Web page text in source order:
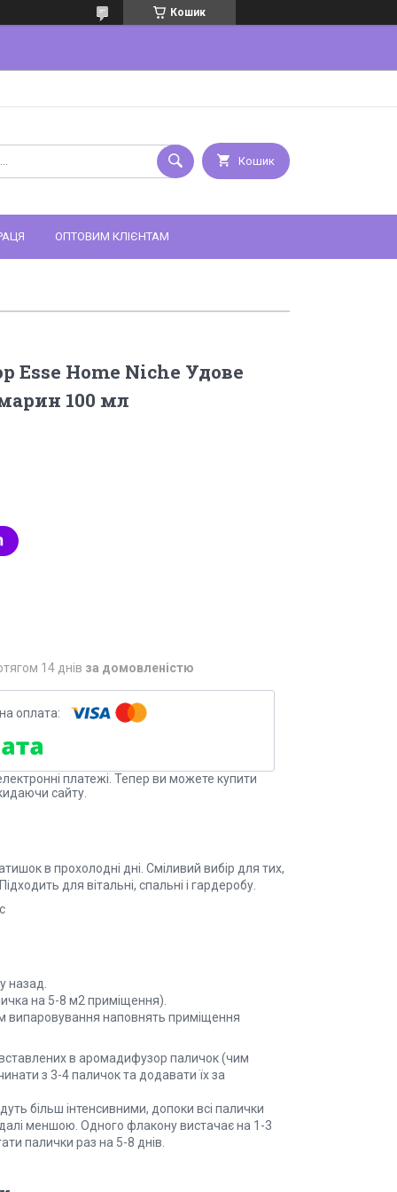
Кошик
Кошик
ОПТОВИМ КЛІЄНТАМ
Esse Home Niche Удове
100 мл
14 днів за домовленістю
платежі. Тепер ви можете купити
сайту.
в прохолодні дні. Сміливий вибір для тих,
для вітальні, спальні і гардеробу.
назад.
на 5-8 м2 приміщення).
випаровування наповнять приміщення
в аромадифузор паличок (чим
з 3-4 паличок та додавати їх за
більш інтенсивними, допоки всі палички
меншою. Одного флакону вистачає на 1-3
палички раз на 5-8 днів.